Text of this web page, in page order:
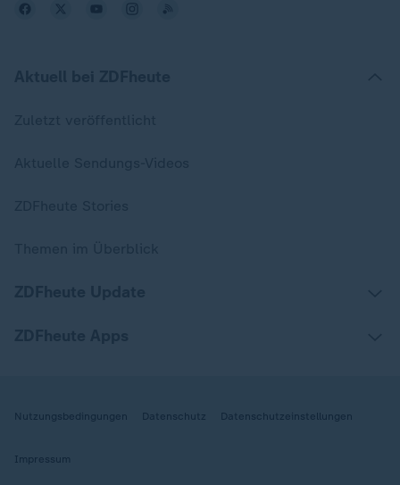
Nutzungsbedingungen Datenschutz Datenschutzeinstellungen
Impressum